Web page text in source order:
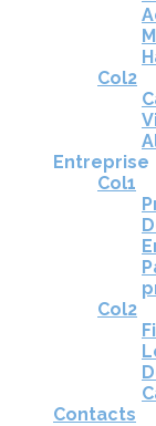
Col2
Entreprise
Col1
Col2
Contacts